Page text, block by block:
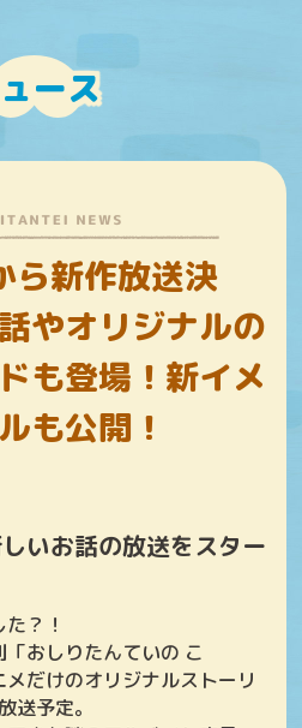
ース
新作放送決
やオリジナルの
も登場！新イメ
も公開！
いお話の放送をスター
？！
おしりたんていの こ
だけのオリジナルストーリ
送予定。